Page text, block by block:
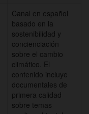
Canal en español
basado en la
sostenibilidad y
concienciación
sobre el cambio
climático. El
contenido incluye
documentales de
primera calidad
sobre temas